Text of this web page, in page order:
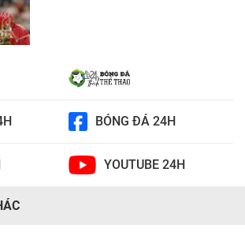
BÓNG ĐÁ 24H
YOUTUBE 24H